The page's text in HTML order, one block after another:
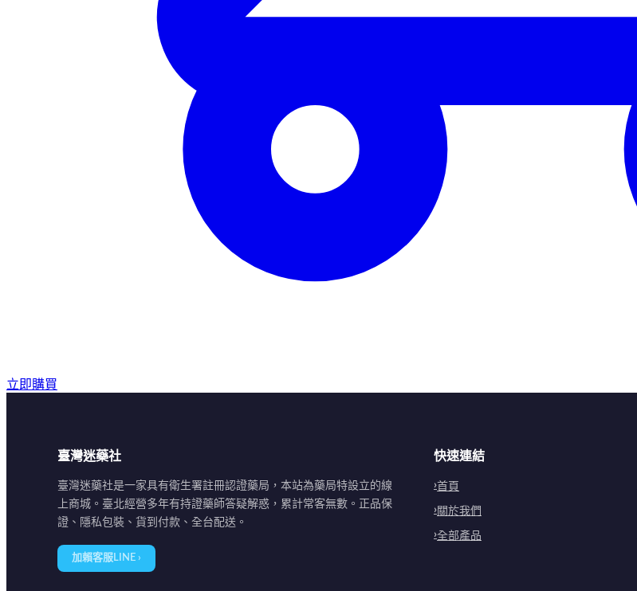
立即購買
臺灣迷藥社
臺灣迷藥社是一家具有衛生署註冊認證藥局，本站為藥局特設立的線
上商城。臺北經營多年有持證藥師答疑解惑，累計常客無數。正品保
證、隱私包裝、貨到付款、全台配送。
加賴客服LINE ›
快速連結
首頁
關於我們
全部產品